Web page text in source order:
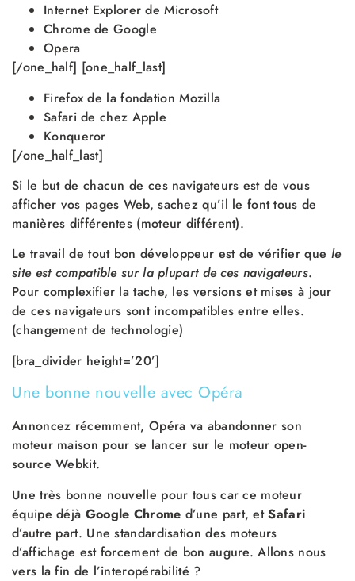
Internet Explorer de Microsoft
Chrome de Google
Opera
[/one_half] [one_half_last]
Firefox de la fondation Mozilla
Safari de chez Apple
Konqueror
[/one_half_last]
Si le but de chacun de ces navigateurs est de vous
afficher vos pages Web, sachez qu’il le font tous de
manières différentes (moteur différent).
Le travail de tout bon développeur est de vérifier que le
site est compatible sur la plupart de ces navigateurs.
Pour complexifier la tache, les versions et mises à jour
de ces navigateurs sont incompatibles entre elles.
(changement de technologie)
[bra_divider height=’20’]
Une bonne nouvelle avec Opéra
Annoncez récemment, Opéra va abandonner son
moteur maison pour se lancer sur le moteur open-
source Webkit.
Une très bonne nouvelle pour tous car ce moteur
équipe déjà Google Chrome d’une part, etSafari
d’autre part. Une standardisation des moteurs
d’affichage est forcement de bon augure. Allons nous
vers la fin de l’interopérabilité ?